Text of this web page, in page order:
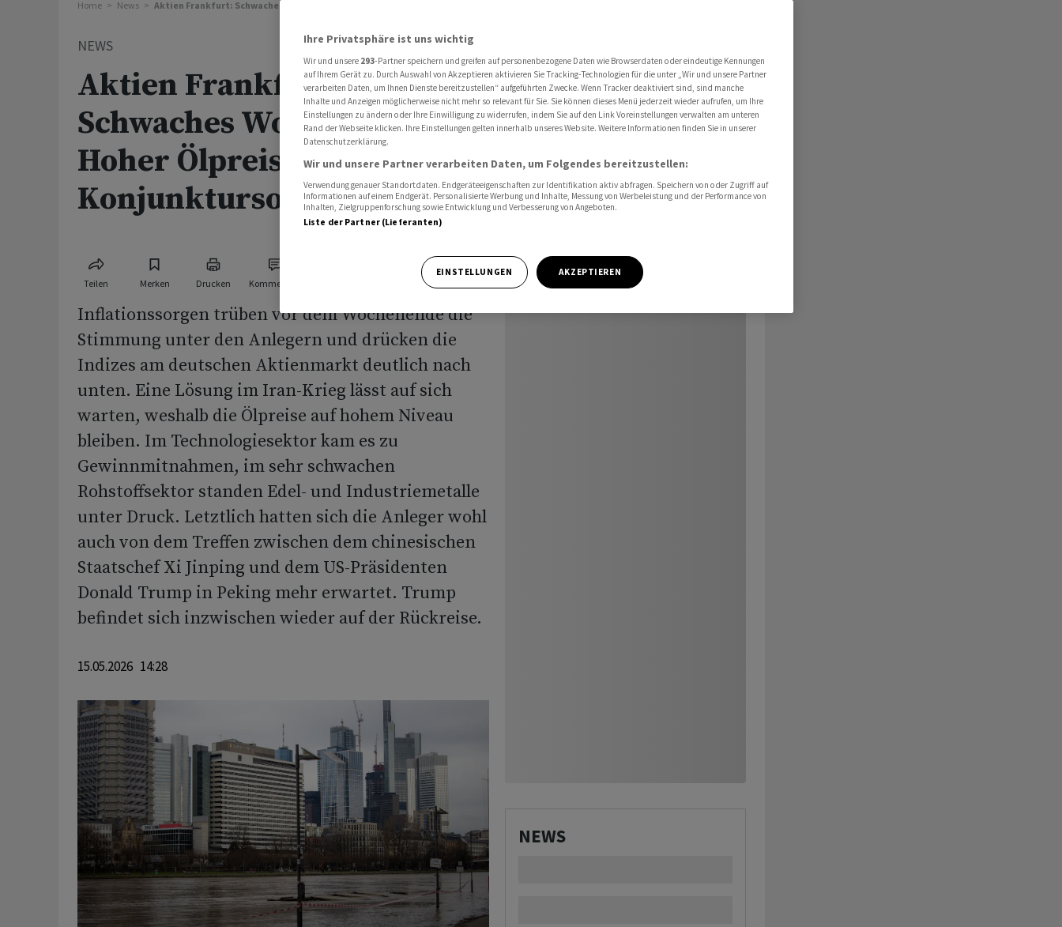
Home News Aktien Frankfurt: Schwaches Wochenfinale - Hoher Ölpreis schürt Konjunktursorgen
NEWS
Aktien Frankfurt:
Schwaches Wochenfinale -
Hoher Ölpreis schürt
Konjunktursorgen
Teilen Merken Drucken Kommentare
Inflationssorgen trüben vor dem Wochenende die
Stimmung unter den Anlegern und drücken die
Indizes am deutschen Aktienmarkt deutlich nach
unten. Eine Lösung im Iran-Krieg lässt auf sich
warten, weshalb die Ölpreise auf hohem Niveau
bleiben. Im Technologiesektor kam es zu
Gewinnmitnahmen, im sehr schwachen
Rohstoffsektor standen Edel- und Industriemetalle
unter Druck. Letztlich hatten sich die Anleger wohl
auch von dem Treffen zwischen dem chinesischen
Staatschef Xi Jinping und dem US-Präsidenten
Donald Trump in Peking mehr erwartet. Trump
befindet sich inzwischen wieder auf der Rückreise.
15.05.2026 14:28
NEWS
Ihre Privatsphäre ist uns wichtig
Wir und unsere 293-Partner speichern und greifen auf personenbezogene Daten wie Browserdaten oder eindeutige Kennungen
auf Ihrem Gerät zu. Durch Auswahl von Akzeptieren aktivieren Sie Tracking-Technologien für die unter „Wir und unsere Partner
verarbeiten Daten, um Ihnen Dienste bereitzustellen“ aufgeführten Zwecke. Wenn Tracker deaktiviert sind, sind manche
Inhalte und Anzeigen möglicherweise nicht mehr so relevant für Sie. Sie können dieses Menü jederzeit wieder aufrufen, um Ihre
Einstellungen zu ändern oder Ihre Einwilligung zu widerrufen, indem Sie auf den Link Voreinstellungen verwalten am unteren
Rand der Webseite klicken. Ihre Einstellungen gelten innerhalb unseres Website. Weitere Informationen finden Sie in unserer
Datenschutzerklärung.
Wir und unsere Partner verarbeiten Daten, um Folgendes bereitzustellen:
Verwendung genauer Standortdaten. Endgeräteeigenschaften zur Identifikation aktiv abfragen. Speichern von oder Zugriff auf
Informationen auf einem Endgerät. Personalisierte Werbung und Inhalte, Messung von Werbeleistung und der Performance von
Inhalten, Zielgruppenforschung sowie Entwicklung und Verbesserung von Angeboten.
Liste der Partner (Lieferanten)
EINSTELLUNGEN AKZEPTIEREN